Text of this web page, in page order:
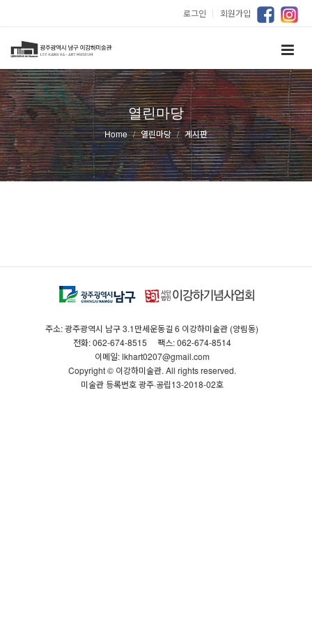
로그인 ｜ 회원가입
열린마당
Home 열린마당 게시판
주소: 광주광역시 남구 3.1만세운동길 6 이강하미술관 (양림동)
전화: 062-674-8515
팩스: 062-674-8514
이메일: lkhart0207@gmail.com
Copyright © 이강하미술관. All rights reserved.
미술관 등록번호 광주·공립13-2018-02호